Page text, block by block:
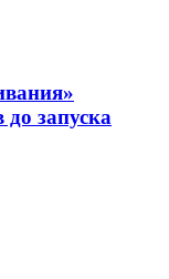
запуска